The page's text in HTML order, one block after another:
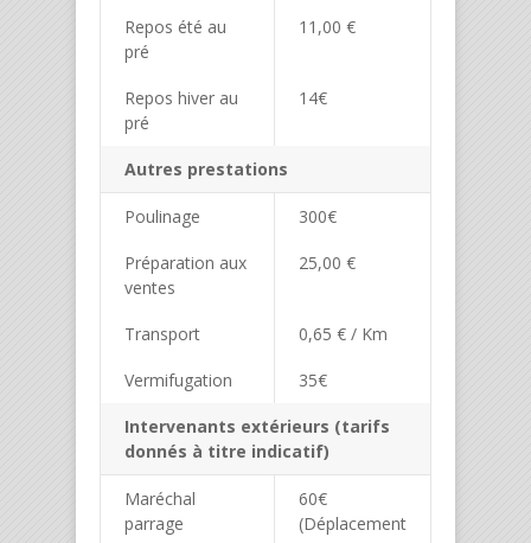
Repos été au
pré
11,00 €
Repos hiver au
pré
14€
Autres prestations
Poulinage 300€
Préparation aux
ventes
25,00 €
Transport 0,65 € / Km
Vermifugation 35€
Intervenants extérieurs (tarifs
donnés à titre indicatif)
Maréchal
parrage
60€
(Déplacement